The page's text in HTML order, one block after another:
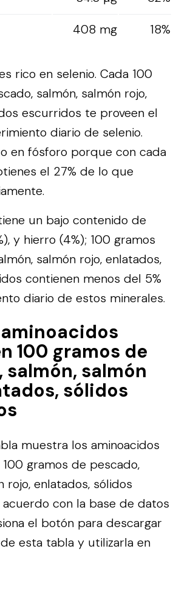
408 mg 18%
rico en selenio. Cada 100
salmón, salmón rojo,
escurridos te proveen el
diario de selenio.
en fósforo porque con cada
el 27% de lo que
un bajo contenido de
y hierro (4%); 100 gramos
salmón rojo, enlatados,
contienen menos del 5%
diario de estos minerales.
100 gramos de
salmón, salmón
sólidos
muestra los aminoacidos
gramos de pescado,
rojo, enlatados, sólidos
con la base de datos
el botón para descargar
esta tabla y utilizarla en